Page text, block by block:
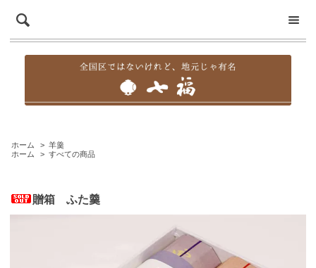
ホーム > 羊羹
ホーム
> すべての商品
贈箱 ふた羹